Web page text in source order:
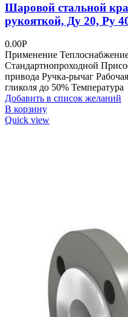
Шаровой стальной
рукояткой, Ду 20, Ру
0.00Р
Применение
Стандартнопроходной
привода Ручка-рычаг
гликоля до 50% Температура
Добавить в список желаний
В корзину
Quick view